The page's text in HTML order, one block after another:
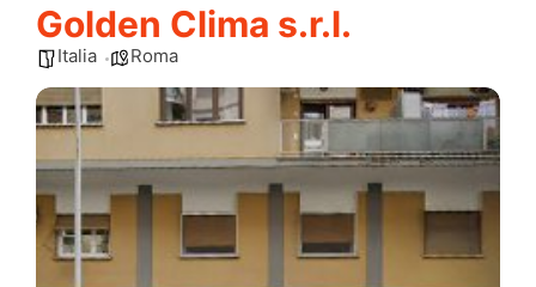
Golden Clima s.r.l.
Italia Roma